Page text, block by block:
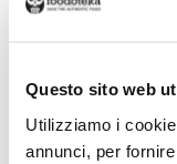
Questo sito web
Utilizziamo i
annunci, per